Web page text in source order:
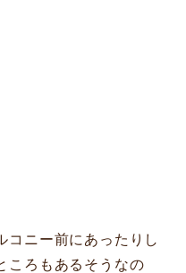
コニー前にあったりし
ころもあるそうなの